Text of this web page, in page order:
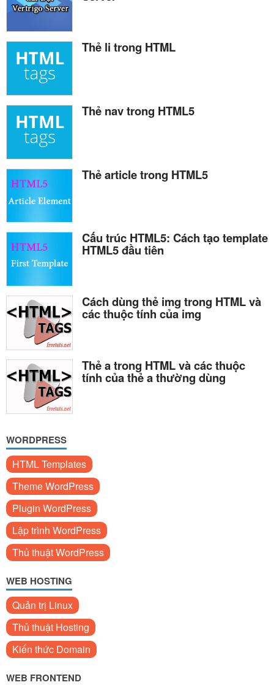
Thẻ li trong HTML
Thẻ nav trong HTML5
Thẻ article trong HTML5
Cấu trúc HTML5: Cách tạo template
HTML5 đầu tiên
Cách dùng thẻ img trong HTML và
các thuộc tính của img
Thẻ a trong HTML và các thuộc
tính của thẻ a thường dùng
WORDPRESS
HTML Templates
Theme WordPress
Plugin WordPress
Lập trình WordPress
Thủ thuật WordPress
WEB HOSTING
Quản trị Linux
Thủ thuật Hosting
Kiến thức Domain
WEB FRONTEND